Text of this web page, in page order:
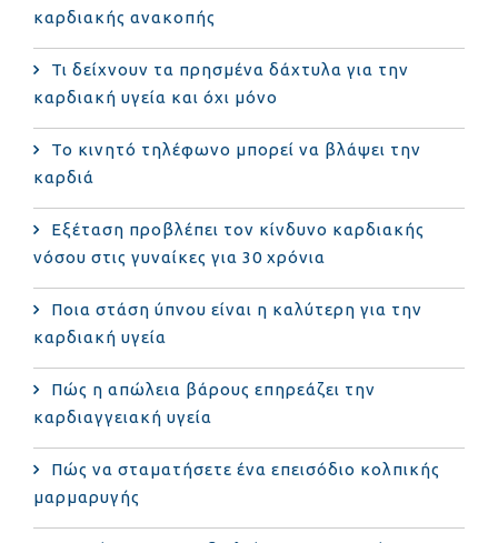
καρδιακής ανακοπής
Τι δείχνουν τα πρησμένα δάχτυλα για την
καρδιακή υγεία και όχι μόνο
Το κινητό τηλέφωνο μπορεί να βλάψει την
καρδιά
Eξέταση προβλέπει τον κίνδυνο καρδιακής
νόσου στις γυναίκες για 30 χρόνια
Ποια στάση ύπνου είναι η καλύτερη για την
καρδιακή υγεία
Πώς η απώλεια βάρους επηρεάζει την
καρδιαγγειακή υγεία
Πώς να σταματήσετε ένα επεισόδιο κολπικής
μαρμαρυγής